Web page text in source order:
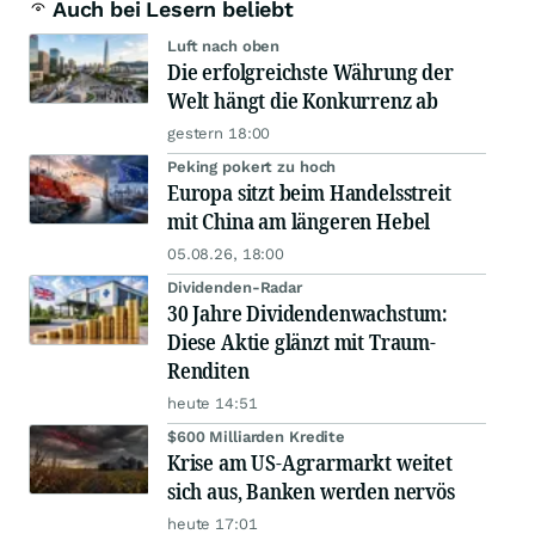
Auch bei Lesern beliebt
Luft nach oben
Die erfolgreichste Währung der
Welt hängt die Konkurrenz ab
gestern 18:00
Peking pokert zu hoch
Europa sitzt beim Handelsstreit
mit China am längeren Hebel
05.08.26, 18:00
Dividenden-Radar
30 Jahre Dividendenwachstum:
Diese Aktie glänzt mit Traum-
Renditen
heute 14:51
$600 Milliarden Kredite
Krise am US-Agrarmarkt weitet
sich aus, Banken werden nervös
heute 17:01